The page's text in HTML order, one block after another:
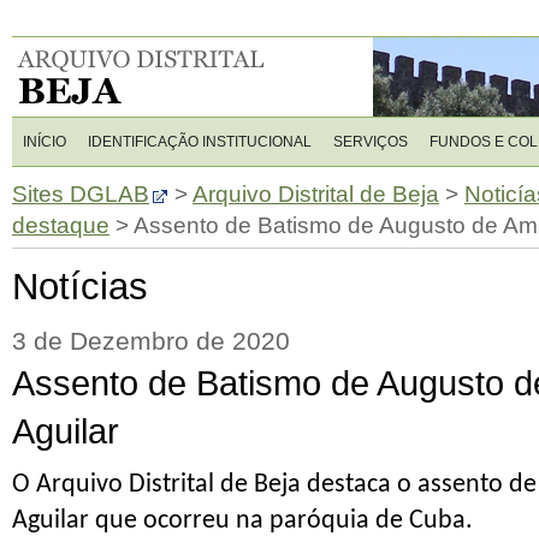
INÍCIO IDENTIFICAÇÃO INSTITUCIONAL SERVIÇOS FUNDOS E
Sites DGLAB >Arquivo Distrital de Beja >
destaque >Assento de Batismo de Augusto de
Notícias
3 de Dezembro de 2020
Assento de Batismo de Augusto
Aguilar
O Arquivo Distrital de Beja destaca o assento
Aguilar que ocorreu na paróquia de Cuba.